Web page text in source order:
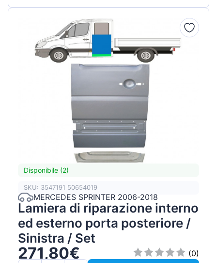
Disponibile (2)
SKU: 3547191 50654019
MERCEDES SPRINTER 2006-2018
Lamiera di riparazione interno
ed esterno porta posteriore /
Sinistra / Set
271,80€
(0)